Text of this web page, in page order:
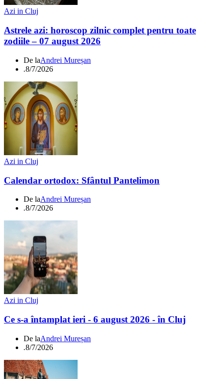
Azi in Cluj
Astrele azi: horoscop zilnic complet pentru toate
zodiile – 07 august 2026
De laAndrei Mureșan
.8/7/2026
Azi in Cluj
Calendar ortodox: Sfântul Pantelimon
De laAndrei Mureșan
.8/7/2026
Azi in Cluj
Ce s-a întamplat ieri - 6 august 2026 - în Cluj
De laAndrei Mureșan
.8/7/2026